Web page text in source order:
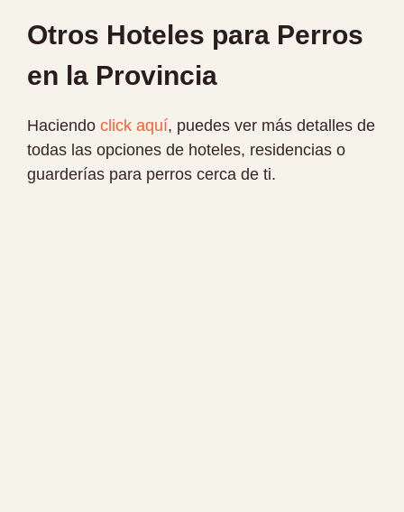
Otros Hoteles para Perros
en la Provincia
Haciendo click aquí, puedes ver más detalles de
todas las opciones de hoteles, residencias o
guarderías para perros cerca de ti.